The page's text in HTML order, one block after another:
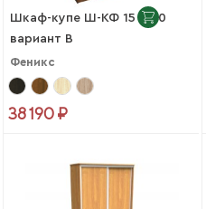
Шкаф-купе Ш-КФ 15-450
вариант B
Феникс
38 190 ₽